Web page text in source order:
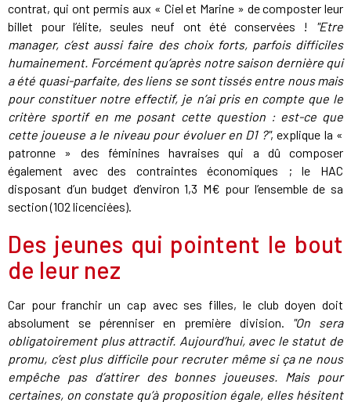
contrat, qui ont permis aux « Ciel et Marine » de composter leur
billet pour l’élite, seules neuf ont été conservées !
"Etre
manager, c’est aussi faire des choix forts, parfois difficiles
humainement. Forcément qu’après notre saison dernière qui
a été quasi-parfaite, des liens se sont tissés entre nous mais
pour constituer notre effectif, je n’ai pris en compte que le
critère sportif en me posant cette question : est-ce que
cette joueuse a le niveau pour évoluer en D1 ?", explique la «
patronne » des féminines havraises qui a dû composer
également avec des contraintes économiques ; le HAC
disposant d’un budget d’environ 1,3 M€ pour l’ensemble de sa
section (102 licenciées).
Des jeunes qui pointent le bout
de leur nez
Car pour franchir un cap avec ses filles, le club doyen doit
absolument se pérenniser en première division. "On sera
obligatoirement plus attractif. Aujourd’hui, avec le statut de
promu, c’est plus difficile pour recruter même si ça ne nous
empêche pas d’attirer des bonnes joueuses. Mais pour
certaines, on constate qu’à proposition égale, elles hésitent